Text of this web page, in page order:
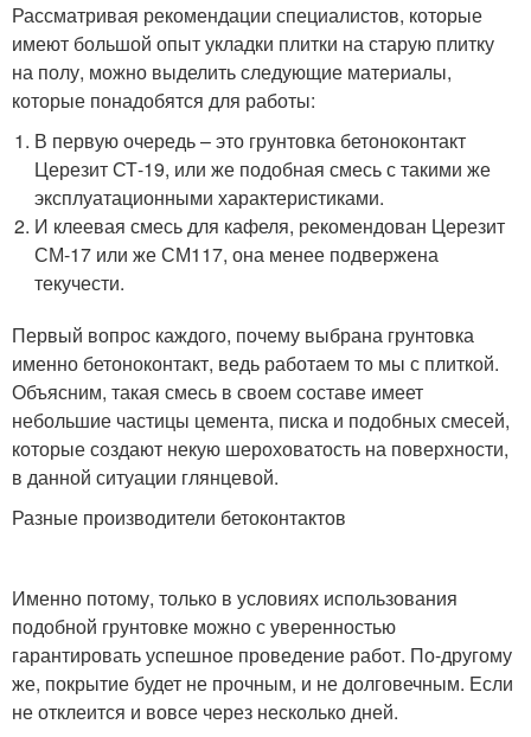
Рассматривая рекомендации специалистов, которые
имеют большой опыт укладки плитки на старую плитку
на полу, можно выделить следующие материалы,
которые понадобятся для работы:
В первую очередь – это грунтовка бетоноконтакт
Церезит СТ-19, или же подобная смесь с такими же
эксплуатационными характеристиками.
И клеевая смесь для кафеля, рекомендован Церезит
СМ-17 или же СМ117, она менее подвержена
текучести.
Первый вопрос каждого, почему выбрана грунтовка
именно бетоноконтакт, ведь работаем то мы с плиткой.
Объясним, такая смесь в своем составе имеет
небольшие частицы цемента, писка и подобных смесей,
которые создают некую шероховатость на поверхности,
в данной ситуации глянцевой.
Разные производители бетоконтактов
Именно потому, только в условиях использования
подобной грунтовке можно с уверенностью
гарантировать успешное проведение работ. По-другому
же, покрытие будет не прочным, и не долговечным. Если
не отклеится и вовсе через несколько дней.